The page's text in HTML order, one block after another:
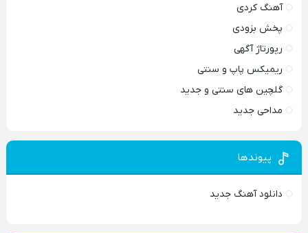
آهنگ کردی
پخش بزودی
رپورتاژ آگهی
ریمیکس پاپ و سنتی
گلچین های سنتی و جدید
مداحی جدید
پیوندها
دانلود آهنگ جدید